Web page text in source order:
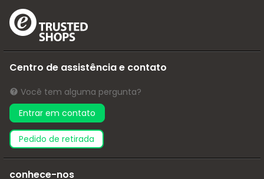
Centro de assistência e contato
Você tem alguma pergunta?
Entrar em contato
pedido de retirada
conhece-nos